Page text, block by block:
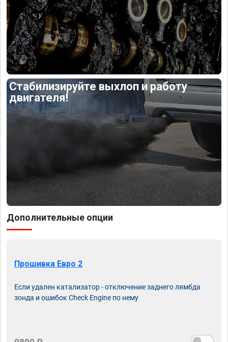
Стабилизируйте выхлоп и работу
двигателя!
Дополнительные опции
Прошивка Евро 2
Если удален катализатор - отключение заднего лямбда
зонда и ошибок Check Engine по нему